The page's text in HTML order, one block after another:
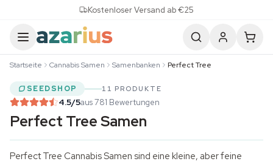
Kostenloser Versand ab €25
Startseite Cannabis Samen Samenbanken Perfect Tree
SEEDSHOP 11 PRODUKTE
4.5/5aus 781 Bewertungen
Perfect Tree Samen
Perfect Tree Cannabis Samen sind eine kleine, aber feine